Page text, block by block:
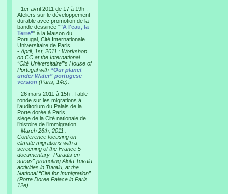
- 1er avril 2011 de 17 à 19h :
Ateliers sur le développement
durable avec promotion de la
bande dessinée ""A l'eau, la
Terre"" à la Maison du
Portugal, Cité Internationale
Universitaire de Paris.
- April, 1st, 2011 : Workshop
on CC at the International
“Cité Universitaire”’s House of
Portugal with “Our planet
under Water” portugese
version (Paris, 14e).
- 26 mars 2011 à 15h : Table-
ronde sur les migrations à
l’auditorium du Palais de la
Porte dorée à Paris,
siège de la Cité nationale de
l’histoire de l’immigration.
- March 26th, 2011 :
Conference focusing on
climate migrations with a
screening of the France 5
documentary "Paradis en
sursis" promoting Alofa Tuvalu
activities in Tuvalu, at the
National “Cité for Immigration”
(Porte Doree Palace in Paris
12e).